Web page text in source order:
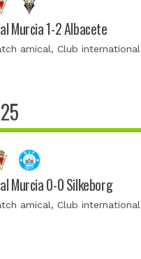
Murcia 1-2 Albacete
amical, Club international
Murcia 0-0 Silkeborg
amical, Club international